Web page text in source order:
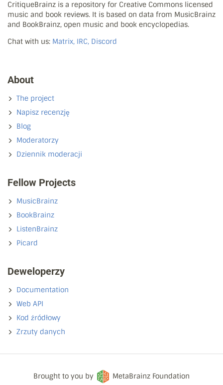
CritiqueBrainz is a repository for Creative Commons licensed
music and book reviews. It is based on data from MusicBrainz
and BookBrainz, open music and book encyclopedias.
Chat with us: Matrix, IRC, Discord
About
The project
Napisz recenzję
Blog
Moderatorzy
Dziennik moderacji
Fellow Projects
MusicBrainz
BookBrainz
ListenBrainz
Picard
Deweloperzy
Documentation
Web API
Kod źródłowy
Zrzuty danych
Brought to you by MetaBrainz Foundation